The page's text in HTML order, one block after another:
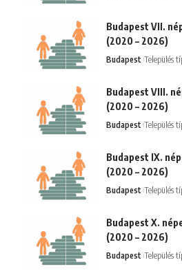
Budapest VII.
(2020 – 2026)
Budapest Település
Budapest VIII.
(2020 – 2026)
Budapest Település
Budapest IX.
(2020 – 2026)
Budapest Település
Budapest X.
(2020 – 2026)
Budapest Település